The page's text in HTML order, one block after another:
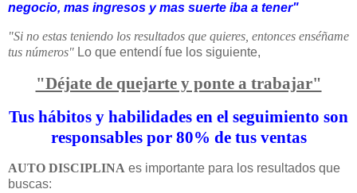
negocio, mas ingresos y mas suerte iba a tener"
"Si no estas teniendo los resultados que quieres, entonces enséñame
tus números" Lo que entendí fue los siguiente,
"Déjate de quejarte y ponte a trabajar"
Tus hábitos y habilidades en el seguimiento son
responsables por 80% de tus ventas
AUTO DISCIPLINA es importante para los resultados que
buscas: